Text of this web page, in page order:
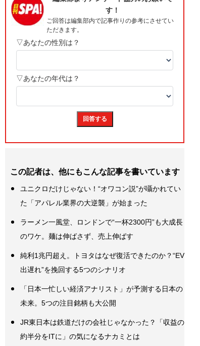
この記者は、他にもこんな記事を書いています
ユニクロだけじゃない！“オワコン説”が囁かれてい
た「アパレル業界の大逆襲」が始まった
ラーメン一風堂、ロンドンで“一杯2300円”も大成長
のワケ。麺は伸ばさず、売上伸ばす
純利1兆円超え。トヨタはなぜ復活できたのか？“EV
出遅れ”を挽回する5つのシナリオ
「日本一忙しい経済アナリスト」が予測する日本の
未来。5つの注目銘柄も大公開
JR東日本は鉄道だけの会社じゃなかった？「収益の
約半分をITに」の気になるナカミとは